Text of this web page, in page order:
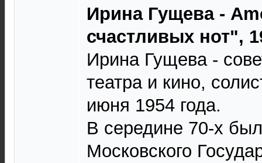
Ирина Гущева -
счастливых нот",
Ирина Гущева -
театра и кино,
июня 1954 года.
В середине 70-х
Московского